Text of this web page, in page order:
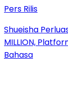
Pers Rilis
Shueisha
MILLION,
Bahasa